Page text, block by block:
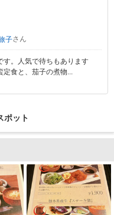
子さん
す。人気で待ちもあります
定食と、茄子の煮物...
ポット